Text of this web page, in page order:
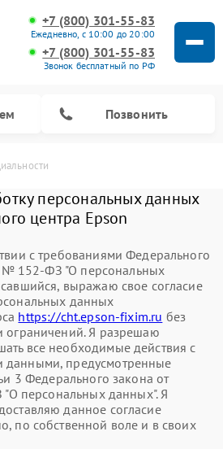
+7 (800) 301-55-83
Ежедневно, с 10:00 до 20:00
+7 (800) 301-55-83
Звонок бесплатный по РФ
Позвонить
персональных данных
центра Epson
с требованиями Федерального
№ 152-ФЗ "О персональных
выражаю свое согласие
данных
https://cht.epson-fixim.ru без
ограничений. Я разрешаю
все необходимые действия с
предусмотренные
3 Федерального закона от
персональных данных". Я
данное согласие
по собственной воле и в своих